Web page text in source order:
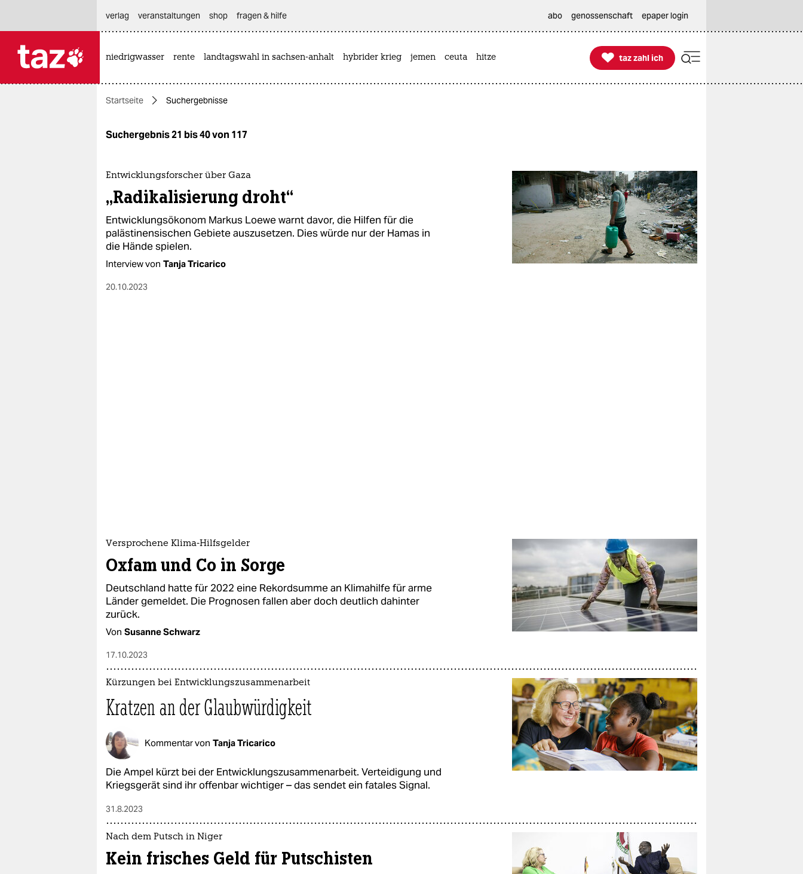
themen
politik
gesellschaft
kultur
sport
berlin
nord
epaper login
verlag
veranstaltungen shop fragen & hilfe abo genossenschaft epaper login
niedrigwasser rente landtagswahl in sachsen-anhalt hybrider krieg jemen ceuta hitze 
taz zahl ich
taz zahl ich
Startseite Suchergebnisse
Suchergebnis 21 bis 40 von 117
Entwicklungsforscher über Gaza
„Radikalisierung droht“
Entwicklungsökonom Markus Loewe warnt davor, die Hilfen für die
palästinensischen Gebiete auszusetzen. Dies würde nur der Hamas in
die Hände spielen.
Interview von Tanja Tricarico
20.10.2023
Versprochene Klima-Hilfsgelder
Oxfam und Co in Sorge
Deutschland hatte für 2022 eine Rekordsumme an Klimahilfe für arme
Länder gemeldet. Die Prognosen fallen aber doch deutlich dahinter
zurück.
Von Susanne Schwarz
17.10.2023
Kürzungen bei Entwicklungszusammenarbeit
Kratzen an der Glaubwürdigkeit
Kommentar von Tanja Tricarico
Die Ampel kürzt bei der Entwicklungszusammenarbeit. Verteidigung und
Kriegsgerät sind ihr offenbar wichtiger – das sendet ein fatales Signal.
31.8.2023
Nach dem Putsch in Niger
Kein frisches Geld für Putschisten